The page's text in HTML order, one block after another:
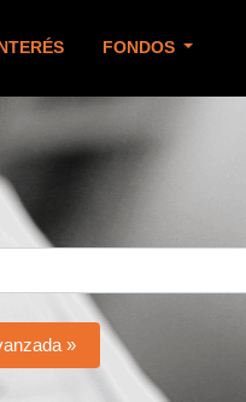
FONDOS
»